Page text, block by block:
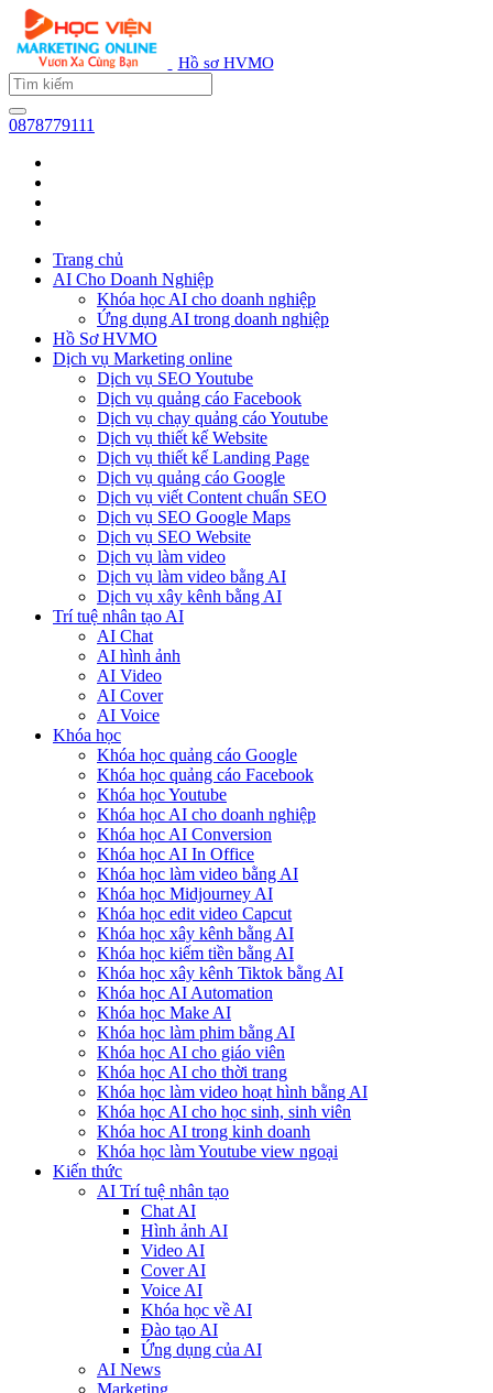
Hồ sơ HVMO
0878779111
Trang chủ
AI Cho Doanh Nghiệp
Khóa học AI cho doanh nghiệp
Ứng dụng AI trong doanh nghiệp
Hồ Sơ HVMO
Dịch vụ Marketing online
Dịch vụ SEO Youtube
Dịch vụ quảng cáo Facebook
Dịch vụ chạy quảng cáo Youtube
Dịch vụ thiết kế Website
Dịch vụ thiết kế Landing Page
Dịch vụ quảng cáo Google
Dịch vụ viết Content chuẩn SEO
Dịch vụ SEO Google Maps
Dịch vụ SEO Website
Dịch vụ làm video
Dịch vụ làm video bằng AI
Dịch vụ xây kênh bằng AI
Trí tuệ nhân tạo AI
AI Chat
AI hình ảnh
AI Video
AI Cover
AI Voice
Khóa học
Khóa học quảng cáo Google
Khóa học quảng cáo Facebook
Khóa học Youtube
Khóa học AI cho doanh nghiệp
Khóa học AI Conversion
Khóa học AI In Office
Khóa học làm video bằng AI
Khóa học Midjourney AI
Khóa học edit video Capcut
Khóa học xây kênh bằng AI
Khóa học kiếm tiền bằng AI
Khóa học xây kênh Tiktok bằng AI
Khóa học AI Automation
Khóa học Make AI
Khóa học làm phim bằng AI
Khóa học AI cho giáo viên
Khóa học AI cho thời trang
Khóa học làm video hoạt hình bằng AI
Khóa học AI cho học sinh, sinh viên
Khóa hoc AI trong kinh doanh
Khóa học làm Youtube view ngoại
Kiến thức
AI Trí tuệ nhân tạo
Chat AI
Hình ảnh AI
Video AI
Cover AI
Voice AI
Khóa học về AI
Đào tạo AI
Ứng dụng của AI
AI News
Marketing